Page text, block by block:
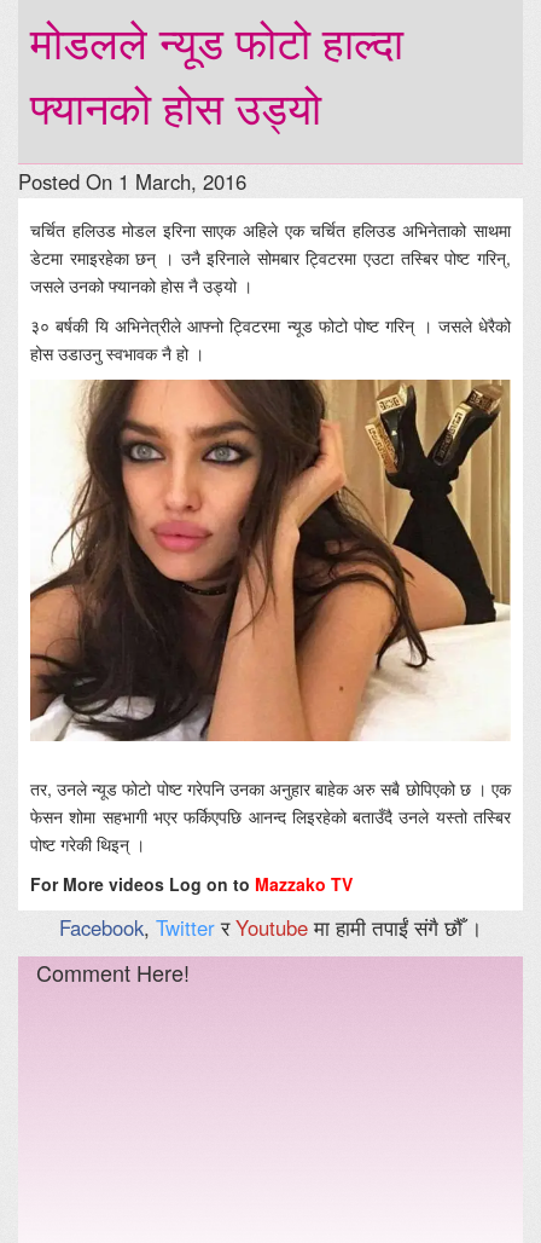
मोडलले न्यूड फोटो हाल्दा
फ्यानको होस उड्यो
Posted On 1 March, 2016
चर्चित हलिउड मोडल इरिना साएक अहिले एक चर्चित हलिउड अभिनेताको साथमा
डेटमा रमाइरहेका छन् । उनै इरिनाले सोमबार ट्विटरमा एउटा तस्बिर पोष्ट गरिन्,
जसले उनको फ्यानको होस नै उड्यो ।
३० बर्षकी यि अभिनेत्रीले आफ्नो ट्विटरमा न्यूड फोटो पोष्ट गरिन् । जसले धेरैको
होस उडाउनु स्वभावक नै हो ।
तर, उनले न्यूड फोटो पोष्ट गरेपनि उनका अनुहार बाहेक अरु सबै छोपिएको छ । एक
फेसन शोमा सहभागी भएर फर्किएपछि आनन्द लिइरहेको बताउँदै उनले यस्तो तस्बिर
पोष्ट गरेकी थिइन् ।
For More videos Log on to Mazzako TV
Facebook, TwitterरYoutubeमा हामी तपाईं संगै छौँ ।
Comment Here!